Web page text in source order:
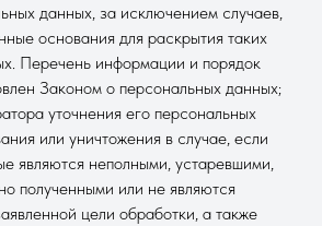
данных, за исключением случаев,
основания для раскрытия таких
Перечень информации и порядок
Законом о персональных данных;
уточнения его персональных
или уничтожения в случае, если
являются неполными, устаревшими,
полученными или не являются
цели обработки, а также